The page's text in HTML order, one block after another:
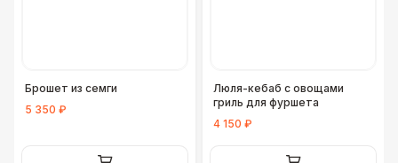
Брошет из семги
5 350 ₽
Люля-кебаб с овощами
гриль для фуршета
4 150 ₽